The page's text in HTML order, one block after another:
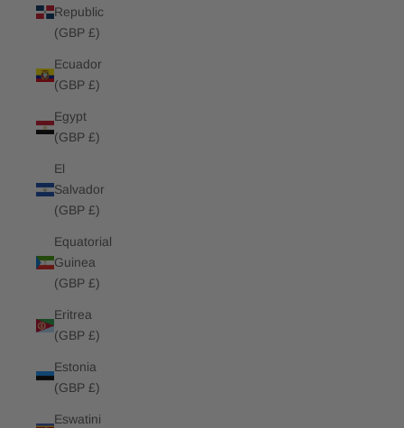
Republic
(GBP £)
Ecuador
(GBP £)
Egypt
(GBP £)
El
Salvador
(GBP £)
Equatorial
Guinea
(GBP £)
Eritrea
(GBP £)
Estonia
(GBP £)
Eswatini